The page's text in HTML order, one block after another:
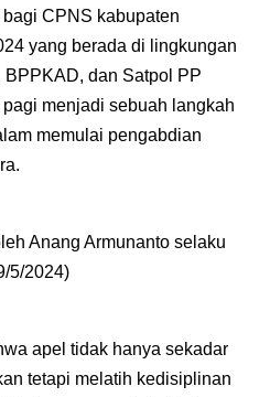
CPNS kabupaten
yang berada di lingkungan
dan Satpol PP
menjadi sebuah langkah
memulai pengabdian
Anang Armunanto selaku
5/2024)
apel tidak hanya sekadar
tetapi melatih kedisiplinan